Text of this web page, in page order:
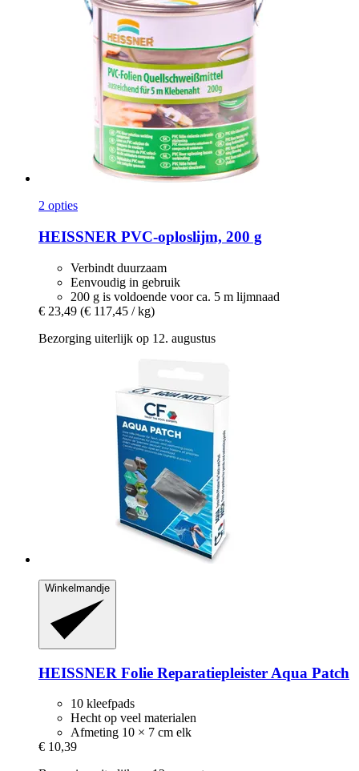
2 opties
HEISSNER PVC-​oploslijm, 200 g
Verbindt duurzaam
Eenvoudig in gebruik
200 g is voldoende voor ca. 5 m lijmnaad
€ 23,49 (€ 117,45 / kg)
Bezorging uiterlijk op 12. augustus
Winkelmandje
HEISSNER Folie Reparatiepleister Aqua Patch
10 kleefpads
Hecht op veel materialen
Afmeting 10 × 7 cm elk
€ 10,39